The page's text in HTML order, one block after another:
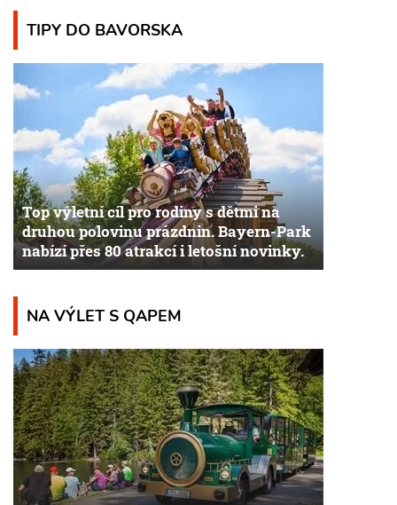
TIPY DO BAVORSKA
Top výletní cíl pro rodiny s dětmi na
druhou polovinu prázdnin. Bayern-Park
nabízí přes 80 atrakcí i letošní novinky.
NA VÝLET S QAPEM